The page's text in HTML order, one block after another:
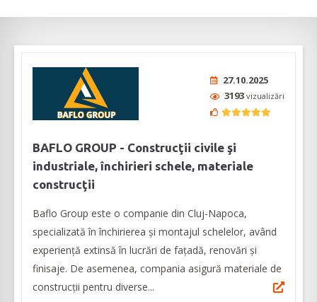
27.10.2025
3193 vizualizări
BAFLO GROUP - Construcţii civile şi
industriale, închirieri schele, materiale
construcţii
Baflo Group este o companie din Cluj-Napoca,
specializată în închirierea și montajul schelelor, având
experiență extinsă în lucrări de fațadă, renovări și
finisaje. De asemenea, compania asigură materiale de
construcţii pentru diverse...